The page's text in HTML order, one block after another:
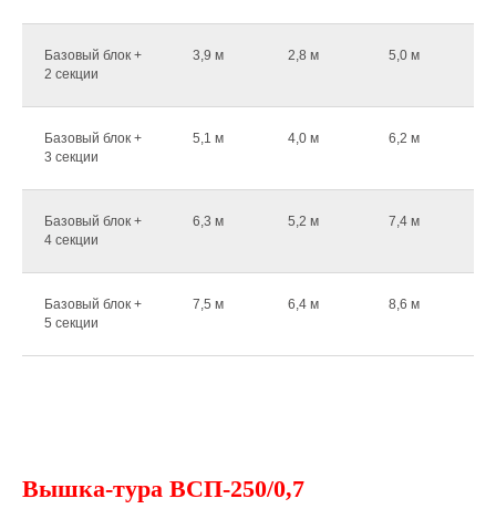
Базовый блок +
2 секции
3,9 м 2,8 м 5,0 м
Базовый блок +
3 секции
5,1 м 4,0 м 6,2 м
Базовый блок +
4 секции
6,3 м 5,2 м 7,4 м
Базовый блок +
5 секции
7,5 м 6,4 м 8,6 м
Вышка-тура ВСП-250/0,7